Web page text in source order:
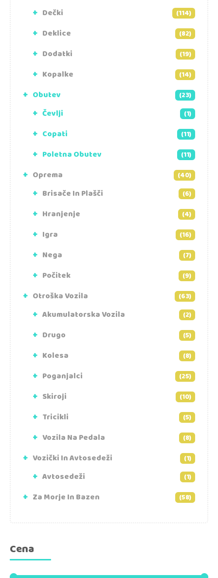
Dečki (114)
Deklice (82)
Dodatki (19)
Kopalke (14)
Obutev (23)
Čevlji (1)
Copati (11)
Poletna Obutev (11)
Oprema (40)
Brisače In Plašči (6)
Hranjenje (4)
Igra (16)
Nega (7)
Počitek (9)
Otroška Vozila (63)
Akumulatorska Vozila (2)
Drugo (5)
Kolesa (8)
Poganjalci (25)
Skiroji (10)
Tricikli (5)
Vozila Na Pedala (8)
Vozički In Avtosedeži (1)
Avtosedeži (1)
Za Morje In Bazen (58)
Cena